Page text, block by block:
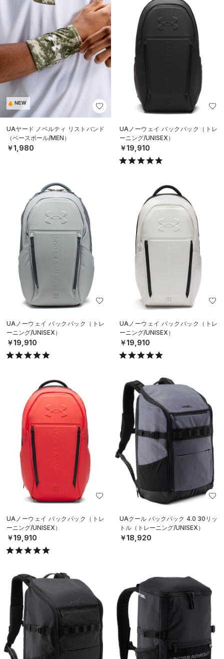
NEW
UAヤード ノベルティ リストバンド
（ベースボール/MEN）
￥1,980
UAノーウェイ バックパック（トレ
ーニング/UNISEX）
￥19,910
UAノーウェイ バックパック（トレ
ーニング/UNISEX）
￥19,910
UAノーウェイ バックパック（トレ
ーニング/UNISEX）
￥19,910
UAノーウェイ バックパック（トレ
ーニング/UNISEX）
￥19,910
UAクール バックパック 4.0 30リッ
トル（トレーニング/UNISEX）
￥18,920